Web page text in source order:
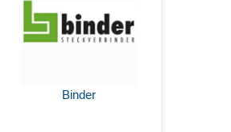
Binder